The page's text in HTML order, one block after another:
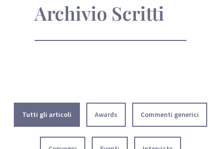
Archivio Scritti
Tutti gli articoli Awards Commenti generici